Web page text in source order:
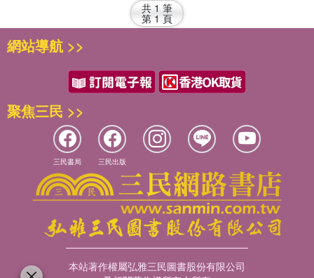
共 1 筆
第 1 頁
網站導航 >>
聚焦三民 >>
三民書局 三民出版
本站著作權屬弘雅三民圖書股份有限公司